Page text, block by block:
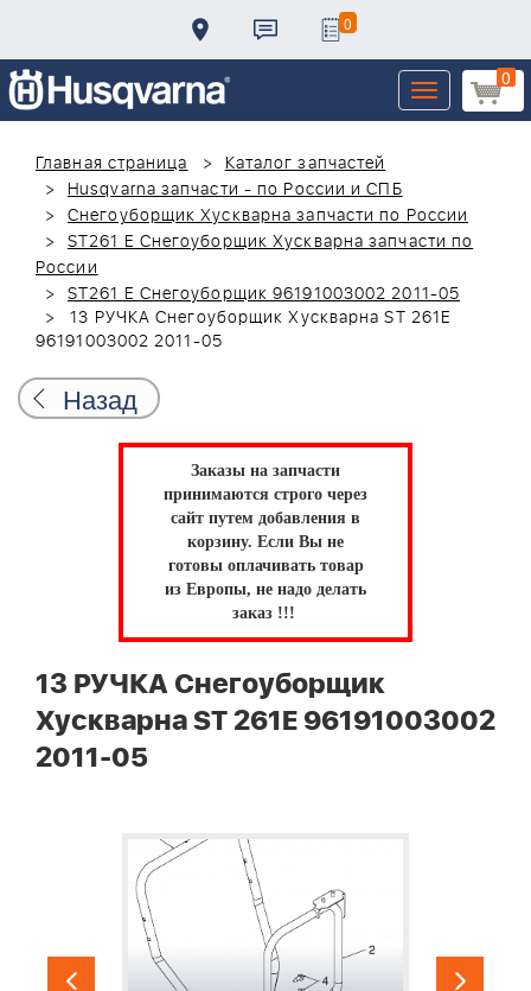
0
0
Toggle
navigation
Главная страница
Каталог запчастей
Husqvarna запчасти - по России и СПБ
Снегоуборщик Хускварна запчасти по России
ST261 E Снегоуборщик Хускварна запчасти по
России
ST261 E Снегоуборщик 96191003002 2011-05
13 РУЧКА Снегоуборщик Хускварна ST 261E
96191003002 2011-05
Назад
Заказы на запчасти
принимаются строго через
сайт путем добавления в
корзину. Если Вы не
готовы оплачивать товар
из Европы, не надо делать
заказ !!!
13 РУЧКА Снегоуборщик
Хускварна ST 261E 96191003002
2011-05